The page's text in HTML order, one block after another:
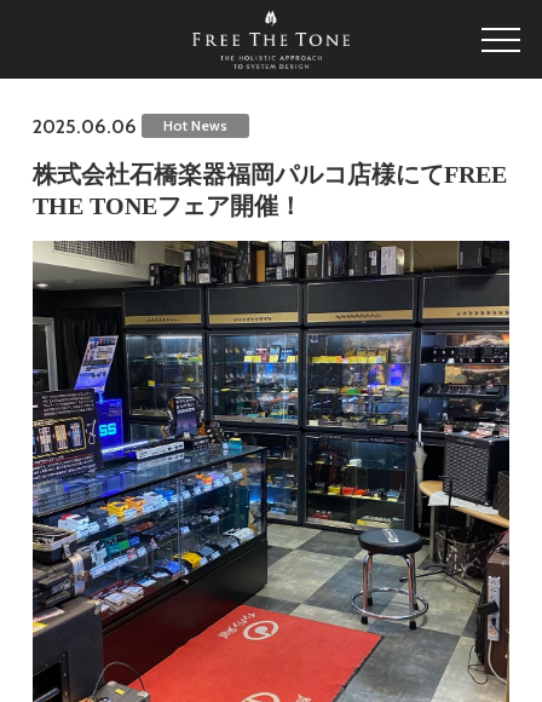
2025.06.06 Hot News
株式会社石橋楽器福岡パルコ店様にてFREE
THE TONEフェア開催！